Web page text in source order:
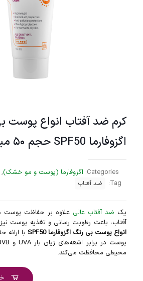
کرم ضد آفتاب انواع پوست
اگزوفارما SPF50 حجم ۵۰ میلی لیتر
یک ضد آفتاب عالی علاوه بر حفاظت پوست
آفتاب، باعث رطوبت رسانی و تغذیه پوست
انواع پوست بی رنگ اگزوفارما SPF50
با ارائه
محیطی محافظت می‌کند.
Categories: اگزوفارما (پوست و مو خشک),
Tag:
ضد آفتاب